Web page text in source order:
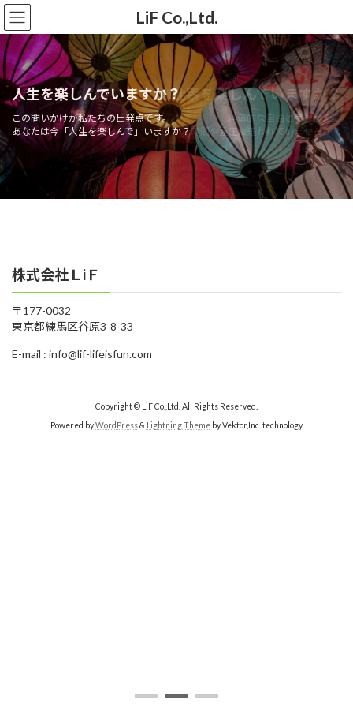
コ
ン
テ
ン
へ
ス
ッ
プ
ナ
ビ
ゲ
ー
ョ
ン
移
動
LiF Co.,Ltd.
人生を楽しんでいますか？
この問いかけが私たちの出発点です。
あなたは今「人生を楽しんで」いますか？
仕事を楽しんでいますか？
経済的な自由と引きかえに
時間や重圧に追われていませんか？
LIFE is FUN
人生は楽しい。
私たちは、私たちを取り巻くすべての人が
「人生を楽しむ」ためのお手伝いをする会社です。
株式会社ＬiＦ
〒177-0032
東京都練馬区谷原3-8-33
E-mail : info@lif-lifeisfun.com
Copyright © LiF Co.,Ltd. All Rights Reserved.
Powered byWordPress& Lightning Themeby Vektor,Inc. technology.